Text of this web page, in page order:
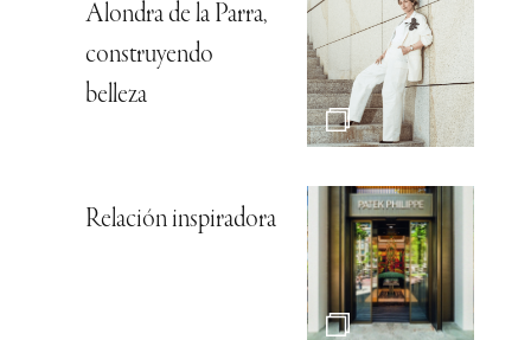
Alondra de la Parra,
construyendo
belleza
Relación inspiradora